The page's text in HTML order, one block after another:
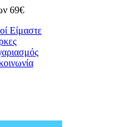
69€
Είμαστε